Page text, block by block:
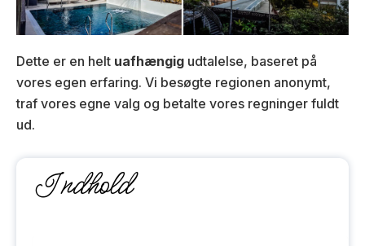
Dette er en helt uafhængig udtalelse, baseret på
vores egen erfaring. Vi besøgte regionen anonymt,
traf vores egne valg og betalte vores regninger fuldt
ud.
Indhold